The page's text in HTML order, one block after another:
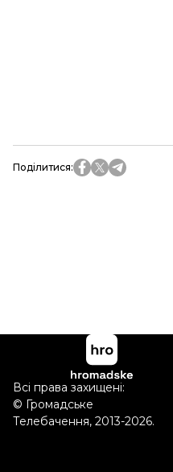
Поділитися:
Всі права захищені:
© Громадське
Телебачення, 2013-2026.